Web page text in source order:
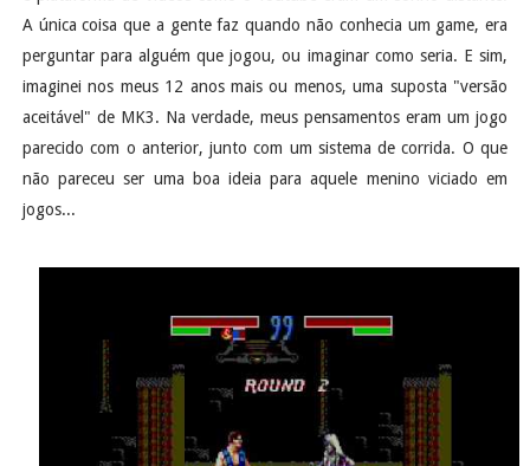
A única coisa que a gente faz quando não conhecia um game, era
perguntar para alguém que jogou, ou imaginar como seria. E sim,
imaginei nos meus 12 anos mais ou menos, uma suposta "versão
aceitável" de MK3. Na verdade, meus pensamentos eram um jogo
parecido com o anterior, junto com um sistema de corrida. O que
não pareceu ser uma boa ideia para aquele menino viciado em
jogos...